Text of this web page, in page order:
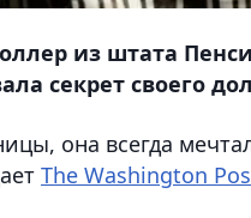
из штата
секрет своего
она всегда
The Washington